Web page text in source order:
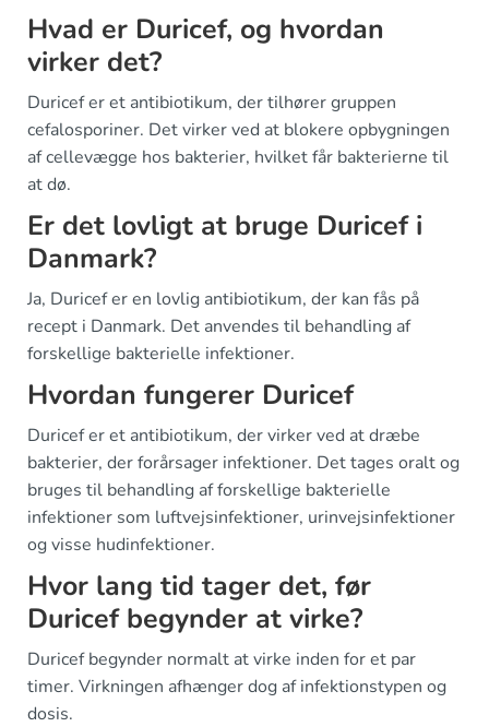
Hvad er Duricef, og hvordan
virker det?
Duricef er et antibiotikum, der tilhører gruppen
cefalosporiner. Det virker ved at blokere opbygningen
af cellevægge hos bakterier, hvilket får bakterierne til
at dø.
Er det lovligt at bruge Duricef i
Danmark?
Ja, Duricef er en lovlig antibiotikum, der kan fås på
recept i Danmark. Det anvendes til behandling af
forskellige bakterielle infektioner.
Hvordan fungerer Duricef
Duricef er et antibiotikum, der virker ved at dræbe
bakterier, der forårsager infektioner. Det tages oralt og
bruges til behandling af forskellige bakterielle
infektioner som luftvejsinfektioner, urinvejsinfektioner
og visse hudinfektioner.
Hvor lang tid tager det, før
Duricef begynder at virke?
Duricef begynder normalt at virke inden for et par
timer. Virkningen afhænger dog af infektionstypen og
dosis.